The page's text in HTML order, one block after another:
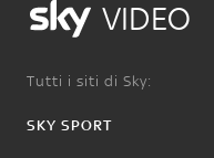
VIDEO
Tutti i siti di Sky:
SKY SPORT